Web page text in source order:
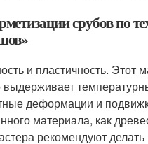
срубов по
и пластичность. Этот
выдерживает
деформации и
материала, как
рекомендуют